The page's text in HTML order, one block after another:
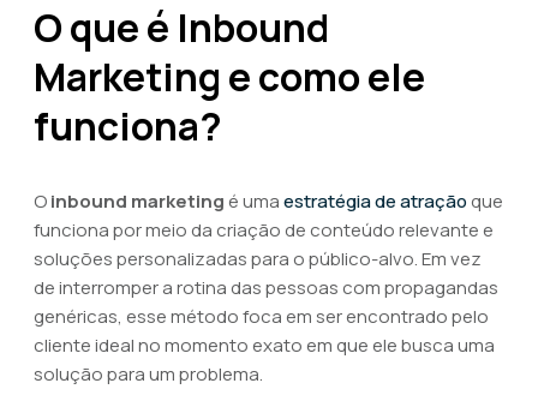
O que é Inbound
Marketing e como ele
funciona?
Oinbound marketing é umaestratégia de atração que
funciona por meio da criação de conteúdo relevante e
soluções personalizadas para o público-alvo. Em vez
de interromper a rotina das pessoas com propagandas
genéricas, esse método foca em ser encontrado pelo
cliente ideal no momento exato em que ele busca uma
solução para um problema.